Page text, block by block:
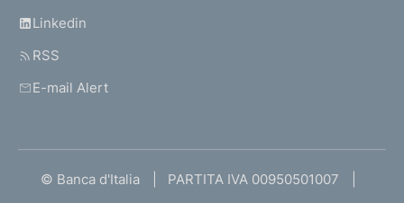
Linkedin
RSS
E-mail Alert
© Banca d'Italia PARTITA IVA 00950501007